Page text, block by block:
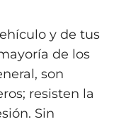
y de tus
de los
son
resisten la
Sin